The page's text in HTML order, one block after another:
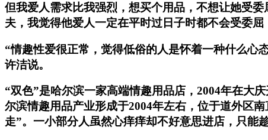
但我爱人需求比我强烈，想买个用品，不想让她受
夫，我觉得他爱人一定在平时过日子时都不会受委
“情趣性爱很正常，觉得低俗的人是怀着一种什么心
许洁说。
“双色”是哈尔滨一家高端情趣用品店，2004年在大
尔滨情趣用品产业形成于2004年左右，位于道外区
走”。一小部分人虽然心痒痒却不好意思进店，只能